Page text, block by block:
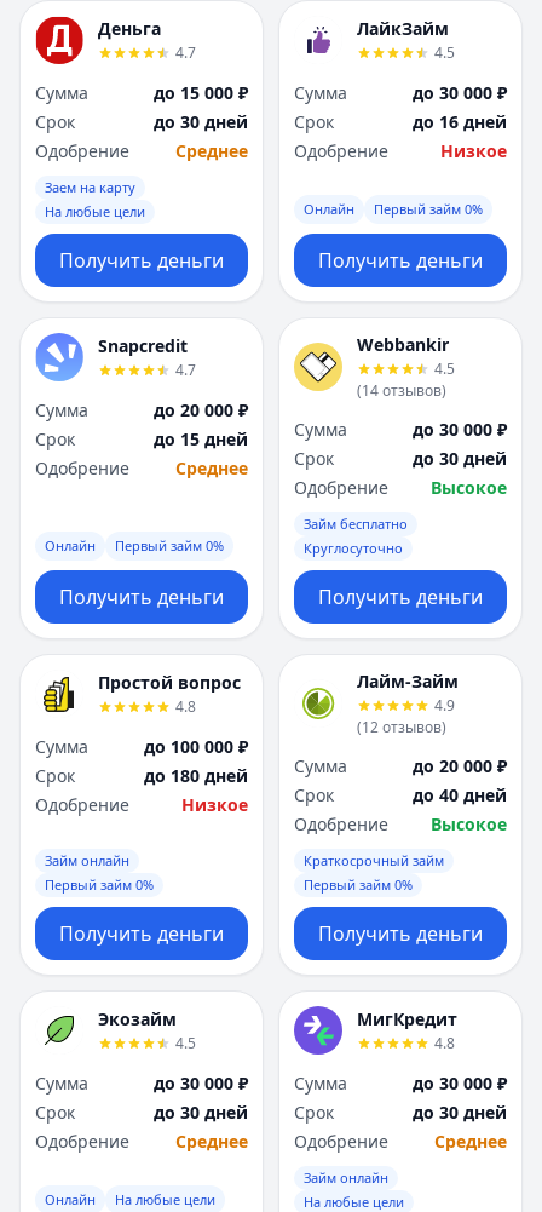
Деньга
4.7
Сумма
до 15 000 ₽
Срок
до 30 дней
Одобрение
Среднее
Заем на карту
На любые цели
Получить деньги
ЛайкЗайм
4.5
Сумма
до 30 000 ₽
Срок
до 16 дней
Одобрение
Низкое
Онлайн Первый займ 0%
Получить деньги
Snapcredit
4.7
Сумма
до 20 000 ₽
Срок
до 15 дней
Одобрение
Среднее
Онлайн Первый займ 0%
Получить деньги
Webbankir
4.5
(14отзывов)
Сумма
до 30 000 ₽
Срок
до 30 дней
Одобрение
Высокое
Займ бесплатно
Круглосуточно
Получить деньги
Простой вопрос
4.8
Сумма
до 100 000 ₽
Срок
до 180 дней
Одобрение
Низкое
Займ онлайн
Первый займ 0%
Получить деньги
Лайм-Займ
4.9
(12отзывов)
Сумма
до 20 000 ₽
Срок
до 40 дней
Одобрение
Высокое
Краткосрочный займ
Первый займ 0%
Получить деньги
Экозайм
4.5
Сумма
до 30 000 ₽
Срок
до 30 дней
Одобрение
Среднее
Онлайн На любые цели
МигКредит
4.8
Сумма
до 30 000 ₽
Срок
до 30 дней
Одобрение
Среднее
Займ онлайн
На любые цели